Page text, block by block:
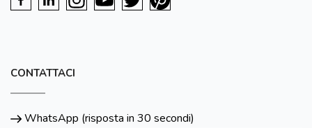
CONTATTACI
WhatsApp (risposta in 30 secondi)